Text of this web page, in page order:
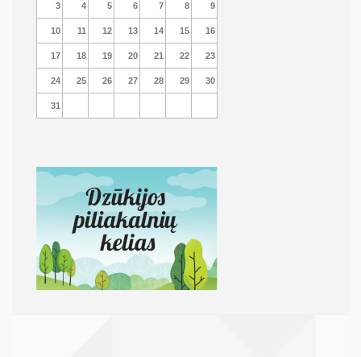
3 4 5 6 7 8 9
10 11 12 13 14 15 16
17 18 19 20 21 22 23
24 25 26 27 28 29 30
31